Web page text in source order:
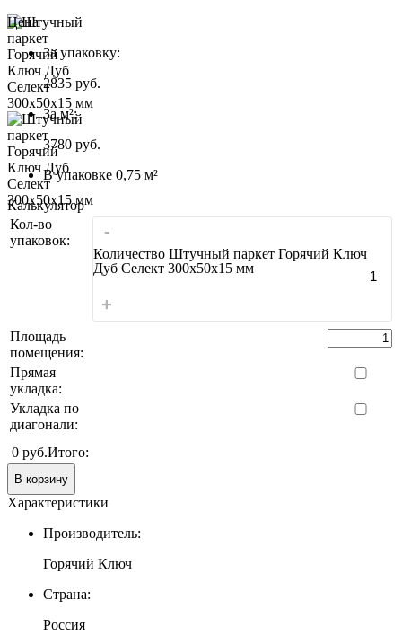
Цена
За упаковку:
2835 руб.
За м²:
3780 руб.
В упаковке 0,75 м²
Калькулятор
Кол-во
упаковок:
-
Количество Штучный паркет Горячий Ключ
Дуб Селект 300х50х15 мм
+
Площадь
помещения:
Прямая
укладка:
Укладка по
диагонали:
Итого:
0 руб.
В корзину
Характеристики
Производитель:
Горячий Ключ
Страна:
Россия